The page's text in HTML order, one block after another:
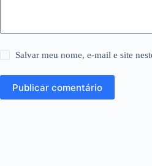
Salvar meu nome, e-mail e site
Publicar comentário